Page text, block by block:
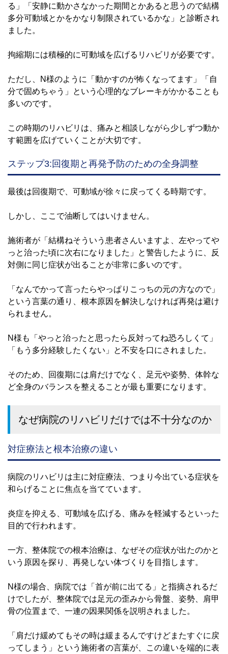
る」「安静に動かさなかった期間とかあると思うので結構
多分可動域とかをかなり制限されているかな」と診断され
ました。
拘縮期には積極的に可動域を広げるリハビリが必要です。
ただし、N様のように「動かすのが怖くなってます」「自
分で固めちゃう」という心理的なブレーキがかかることも
多いのです。
この時期のリハビリは、痛みと相談しながら少しずつ動か
す範囲を広げていくことが大切です。
ステップ3:回復期と再発予防のための全身調整
最後は回復期で、可動域が徐々に戻ってくる時期です。
しかし、ここで油断してはいけません。
施術者が「結構ねそういう患者さんいますよ、左やってや
っと治った頃に次右になりました」と警告したように、反
対側に同じ症状が出ることが非常に多いのです。
「なんでかって言ったらやっぱりこっちの元の方なので」
という言葉の通り、根本原因を解決しなければ再発は避け
られません。
N様も「やっと治ったと思ったら反対ってね恐ろしくて」
「もう多分経験したくない」と不安を口にされました。
そのため、回復期には肩だけでなく、足元や姿勢、体幹な
ど全身のバランスを整えることが最も重要になります。
なぜ病院のリハビリだけでは不十分なのか
対症療法と根本治療の違い
病院のリハビリは主に対症療法、つまり今出ている症状を
和らげることに焦点を当てています。
炎症を抑える、可動域を広げる、痛みを軽減するといった
目的で行われます。
一方、整体院での根本治療は、なぜその症状が出たのかと
いう原因を探り、再発しない体づくりを目指します。
N様の場合、病院では「首が前に出てる」と指摘されるだ
けでしたが、整体院では足元の歪みから骨盤、姿勢、肩甲
骨の位置まで、一連の因果関係を説明されました。
「肩だけ緩めてもその時は緩まるんですけどまたすぐに戻
ってしまう」という施術者の言葉が、この違いを端的に表